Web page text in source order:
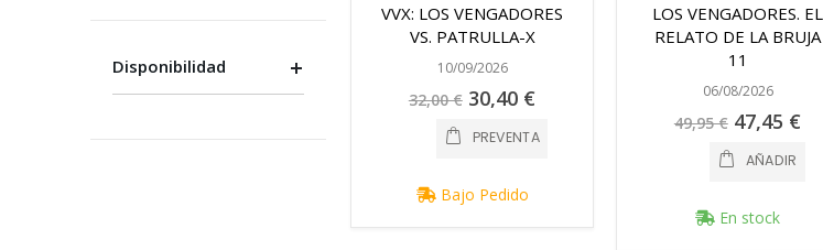
VVX: LOS VENGADORES
VS. PATRULLA-X
10/09/2026
32,00 € Precio
especial
30,40 €
PREVENTA
Bajo Pedido
LOS VENGADORES. EL
RELATO DE LA BRUJA
11
06/08/2026
49,95 € Precio
especial
47,45 €
AÑADIR
En stock
Disponibilidad